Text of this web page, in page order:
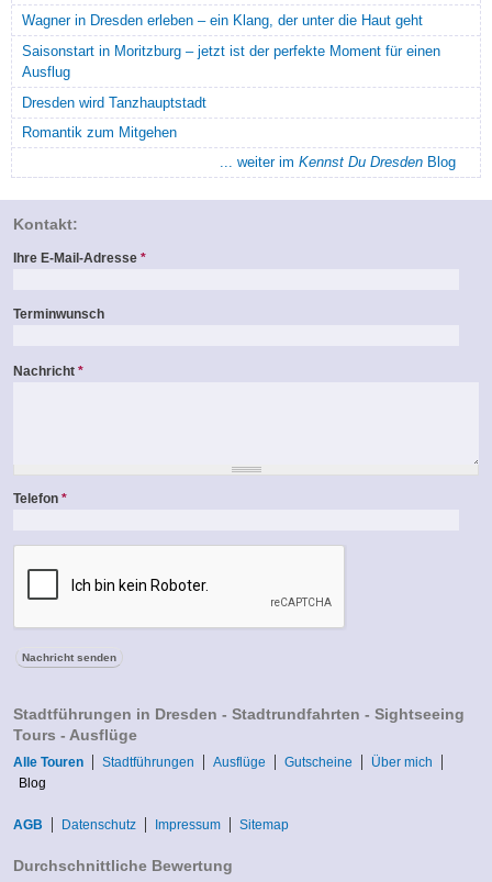
Wagner in Dresden erleben – ein Klang, der unter die Haut geht
Saisonstart in Moritzburg – jetzt ist der perfekte Moment für einen
Ausflug
Dresden wird Tanzhauptstadt
Romantik zum Mitgehen
... weiter im Kennst Du DresdenBlog
Kontakt:
Ihre E-Mail-Adresse*
Terminwunsch
Nachricht*
Telefon*
Stadtführungen in Dresden - Stadtrundfahrten - Sightseeing
Tours - Ausflüge
Alle Touren Stadtführungen Ausflüge Gutscheine
Über mich
Blog
AGB Datenschutz Impressum Sitemap
Durchschnittliche Bewertung